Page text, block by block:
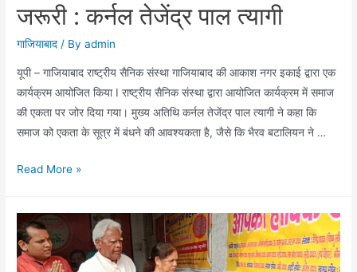
जरूरी : कर्नल तेजेंद्र पाल त्यागी
गाजियाबाद / Byadmin
यूपी – गाजियाबाद राष्ट्रीय सैनिक संस्था गाजियाबाद की आकाश नगर इकाई द्वारा एक
कार्यक्रम आयोजित किया I राष्ट्रीय सैनिक संस्था द्वारा आयोजित कार्यक्रम में समाज
की एकता पर जोर दिया गया। मुख्य अतिथि कर्नल तेजेंद्र पाल त्यागी ने कहा कि
समाज को एकता के सूत्र में बंधने की आवश्यकता है, जैसे कि भैरव बटालियन ने …
राष्ट्र
लिए
समाज
में
Read More »